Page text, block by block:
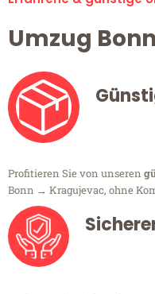
Umzug
Profitieren Sie von unseren
Bonn → Kragujevac, ohne